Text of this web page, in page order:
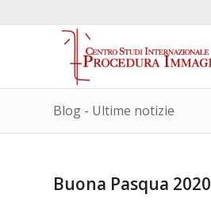
Blog - Ultime notizie
Buona Pasqua 2020